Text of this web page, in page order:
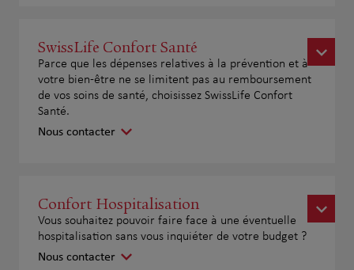
SwissLife Confort Santé
Parce que les dépenses relatives à la prévention et à
votre bien-être ne se limitent pas au remboursement
de vos soins de santé, choisissez SwissLife Confort
Santé.
Nous contacter
Confort Hospitalisation
Vous souhaitez pouvoir faire face à une éventuelle
hospitalisation sans vous inquiéter de votre budget ?
Nous contacter